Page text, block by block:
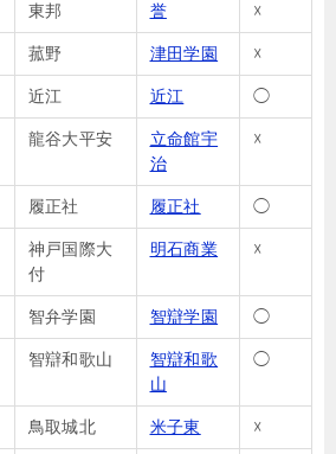
東邦 誉 ☓
菰野 津田学園 ☓
近江 近江 ◯
龍谷大平安
立命館宇
治
☓
履正社 履正社 ◯
神戸国際大
付
明石商業 ☓
智弁学園 智辯学園 ◯
智辯和歌山
智辯和歌
山
◯
鳥取城北 米子東 ☓